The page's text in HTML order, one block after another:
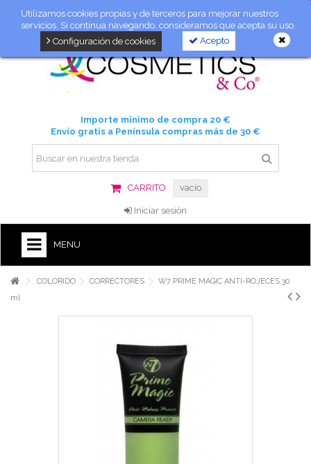
Utilizamos cookies propias y de terceros para mejorar nuestros
servicios. Si continua navegando, consideramos que acepta su uso.
Acepto
Configuración de cookies
Importe mínimo de compra 20 €
Envío gratis a Península compras más de 30 €
CARRITO vacío
Iniciar sesión
MENU
COLORIDO CORRECTORES
W7 PRIME MAGIC ANTI-ROJECES 30
ml